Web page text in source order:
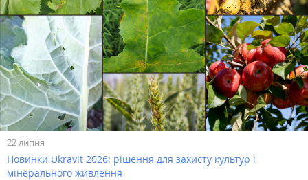
22 липня
Новинки Ukravit 2026: рішення для захисту культур і
мінерального живлення